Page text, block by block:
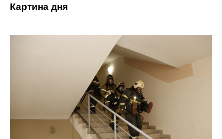
Картина дня